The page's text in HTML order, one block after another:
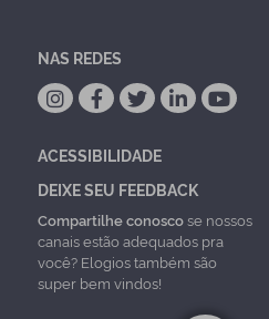
NAS REDES
ACESSIBILIDADE
DEIXE SEU FEEDBACK
Compartilhe conoscose nossos
canais estão adequados pra
você? Elogios também são
super bem vindos!